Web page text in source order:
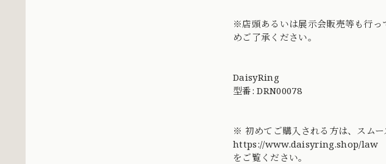
※店頭あるいは展示会販売等も行っ
めご了承ください。
DaisyRing
型番: DRN00078
※ 初めてご購入される方は、スム
https://www.daisyring.shop/law
をご覧ください。